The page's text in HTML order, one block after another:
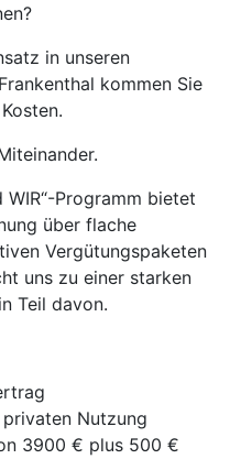
in unseren
kommen Sie
WIR“-Programm bietet
über flache
Vergütungspaketen
uns zu einer starken
Teil davon.
Nutzung
3900 € plus 500 €